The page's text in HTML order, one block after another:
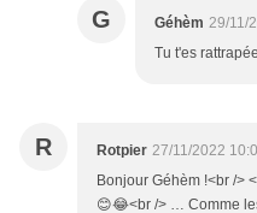
G Géhèm 29/11/
Tu t'es
R Rotpier 27/11/2022
Bonjour Géhèm !<br />
😊😂<br /> … Comme